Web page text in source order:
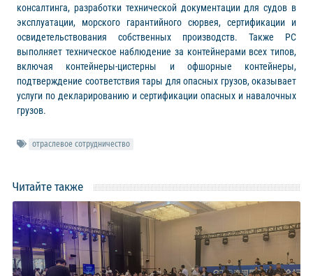
консалтинга, разработки технической документации для судов в
эксплуатации, морского гарантийного сюрвея, сертификации и
освидетельствования собственных производств. Также РС
выполняет техническое наблюдение за контейнерами всех типов,
включая контейнеры-цистерны и офшорные контейнеры,
подтверждение соответствия тары для опасных грузов, оказывает
услуги по декларированию и сертификации опасных и навалочных
грузов.
отраслевое сотрудничество
Читайте также